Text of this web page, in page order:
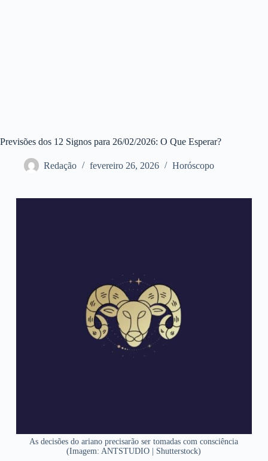
Previsões dos 12 Signos para 26/02/2026: O Que Esperar?
Redação fevereiro 26, 2026 Horóscopo
As decisões do ariano precisarão ser tomadas com consciência
(Imagem: ANTSTUDIO | Shutterstock)